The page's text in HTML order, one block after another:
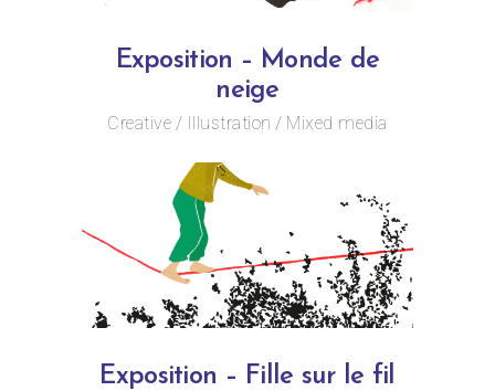
Exposition – Monde de
neige
Creative Illustration Mixed media
Exposition – Fille sur le fil